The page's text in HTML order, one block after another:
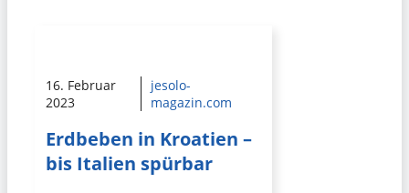
16. Februar
2023
jesolo-
magazin.com
Erdbeben in Kroatien –
bis Italien spürbar